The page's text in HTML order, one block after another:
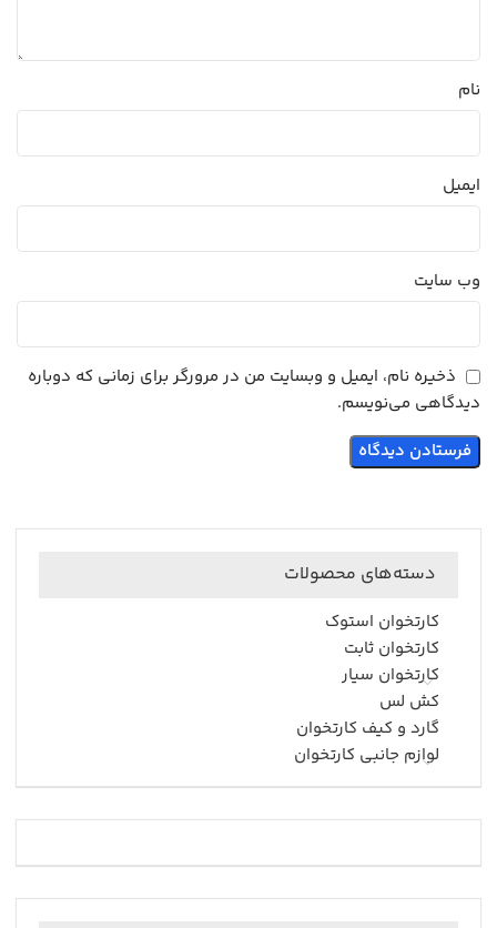
نام
ایمیل
وب‌ سایت
ذخیره نام، ایمیل و وبسایت من در مرورگر برای زمانی که دوباره
دیدگاهی می‌نویسم.
دسته‌های محصولات
کارتخوان استوک
کارتخوان ثابت
کارتخوان سیار
کش لس
گارد و کیف کارتخوان
لوازم جانبی کارتخوان